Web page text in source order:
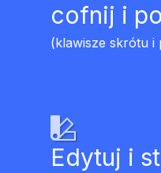
cofnij i
(klawisze skrótu i
Edytuj i